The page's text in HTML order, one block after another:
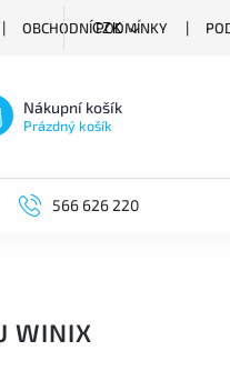
OBCHODNÍ PODMÍNKY
CZK
Nákupní košík
Prázdný košík
566 626 220
WINIX